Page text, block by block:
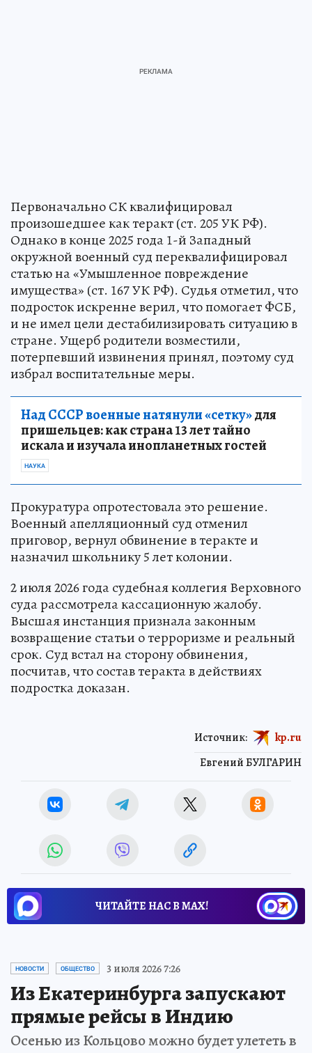
Первоначально СК квалифицировал
произошедшее как теракт (ст. 205 УК РФ).
Однако в конце 2025 года 1-й Западный
окружной военный суд переквалифицировал
статью на «Умышленное повреждение
имущества» (ст. 167 УК РФ). Судья отметил, что
подросток искренне верил, что помогает ФСБ,
и не имел цели дестабилизировать ситуацию в
стране. Ущерб родители возместили,
потерпевший извинения принял, поэтому суд
избрал воспитательные меры.
Над СССР военные натянули «сетку»для
пришельцев: как страна 13 лет тайно
искала и изучала инопланетных гостей
НАУКА
Прокуратура опротестовала это решение.
Военный апелляционный суд отменил
приговор, вернул обвинение в теракте и
назначил школьнику 5 лет колонии.
2 июля 2026 года судебная коллегия Верховного
суда рассмотрела кассационную жалобу.
Высшая инстанция признала законным
возвращение статьи о терроризме и реальный
срок. Суд встал на сторону обвинения,
посчитав, что состав теракта в действиях
подростка доказан.
Евгений БУЛГАРИН
Источник: kp.ru
ЧИТАЙТЕ НАС В МАХ!
НОВОСТИ ОБЩЕСТВО 3 июля 2026 7:26
Из Екатеринбурга запускают
прямые рейсы в Индию
Осенью из Кольцово можно будет улететь в